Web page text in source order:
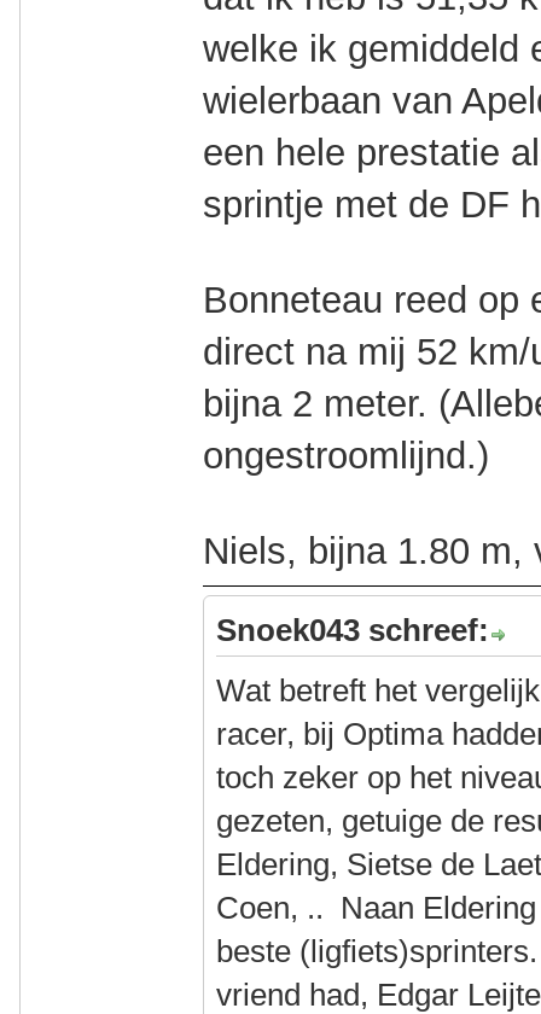
welke ik gemiddeld
wielerbaan van
een hele prestatie
sprintje met de DF
Bonneteau reed op
direct na mij 52
bijna 2 meter.
ongestroomlijnd.)
Niels, bijna 1.80 m,
Snoek043 schreef:
Wat betreft het
racer, bij Optima
toch zeker op het
gezeten, getuige de
Eldering, Sietse de
Coen, .. Naan
beste
vriend had, Edgar